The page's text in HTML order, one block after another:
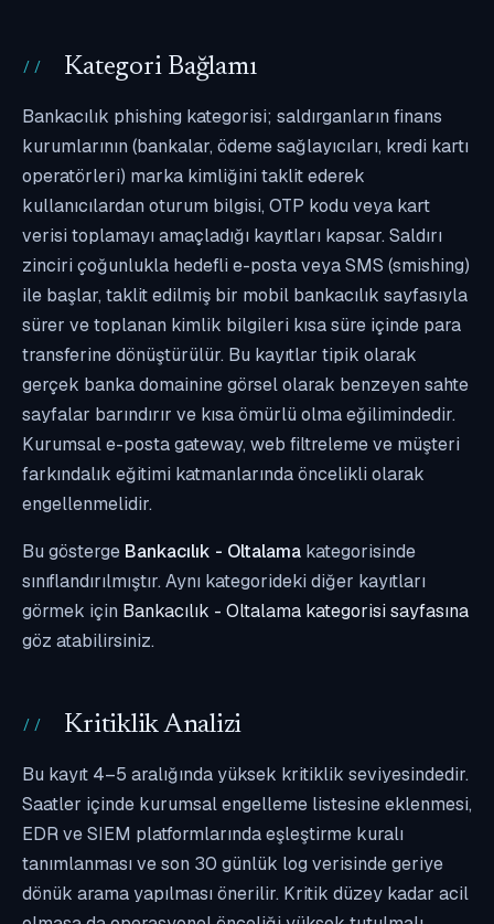
Kategori Bağlamı
Bankacılık phishing kategorisi; saldırganların finans
kurumlarının (bankalar, ödeme sağlayıcıları, kredi kartı
operatörleri) marka kimliğini taklit ederek
kullanıcılardan oturum bilgisi, OTP kodu veya kart
verisi toplamayı amaçladığı kayıtları kapsar. Saldırı
zinciri çoğunlukla hedefli e-posta veya SMS (smishing)
ile başlar, taklit edilmiş bir mobil bankacılık sayfasıyla
sürer ve toplanan kimlik bilgileri kısa süre içinde para
transferine dönüştürülür. Bu kayıtlar tipik olarak
gerçek banka domainine görsel olarak benzeyen sahte
sayfalar barındırır ve kısa ömürlü olma eğilimindedir.
Kurumsal e-posta gateway, web filtreleme ve müşteri
farkındalık eğitimi katmanlarında öncelikli olarak
engellenmelidir.
Bu gösterge Bankacılık - Oltalama kategorisinde
sınıflandırılmıştır. Aynı kategorideki diğer kayıtları
görmek için Bankacılık - Oltalama kategorisi sayfasına
göz atabilirsiniz.
Kritiklik Analizi
Bu kayıt 4–5 aralığında yüksek kritiklik seviyesindedir.
Saatler içinde kurumsal engelleme listesine eklenmesi,
EDR ve SIEM platformlarında eşleştirme kuralı
tanımlanması ve son 30 günlük log verisinde geriye
dönük arama yapılması önerilir. Kritik düzey kadar acil